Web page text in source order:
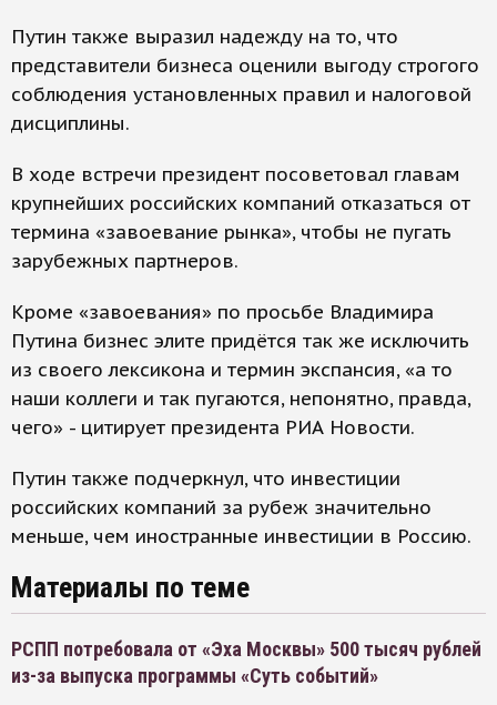
Путин также выразил надежду на то, что
представители бизнеса оценили выгоду строгого
соблюдения установленных правил и налоговой
дисциплины.
В ходе встречи президент посоветовал главам
крупнейших российских компаний отказаться от
термина «завоевание рынка», чтобы не пугать
зарубежных партнеров.
Кроме «завоевания» по просьбе Владимира
Путина бизнес элите придётся так же исключить
из своего лексикона и термин экспансия, «а то
наши коллеги и так пугаются, непонятно, правда,
чего» - цитирует президента РИА Новости.
Путин также подчеркнул, что инвестиции
российских компаний за рубеж значительно
меньше, чем иностранные инвестиции в Россию.
Материалы по теме
РСПП потребовала от «Эха Москвы» 500 тысяч рублей
из-за выпуска программы «Суть событий»